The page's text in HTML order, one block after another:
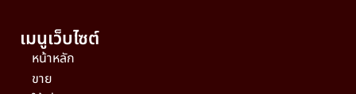
เมนูเว็บไซต์
หน้าหลัก
ขาย